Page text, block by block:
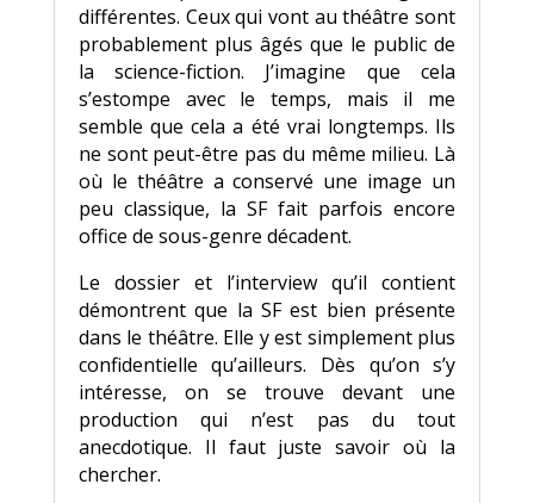
différentes. Ceux qui vont au théâtre sont
probablement plus âgés que le public de
la science-fiction. J’imagine que cela
s’estompe avec le temps, mais il me
semble que cela a été vrai longtemps. Ils
ne sont peut-être pas du même milieu. Là
où le théâtre a conservé une image un
peu classique, la SF fait parfois encore
office de sous-genre décadent.
Le dossier et l’interview qu’il contient
démontrent que la SF est bien présente
dans le théâtre. Elle y est simplement plus
confidentielle qu’ailleurs. Dès qu’on s’y
intéresse, on se trouve devant une
production qui n’est pas du tout
anecdotique. Il faut juste savoir où la
chercher.